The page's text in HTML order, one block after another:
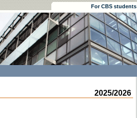
For CBS students
2025/2026